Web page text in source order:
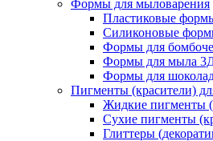
Формы для мыловарения
Пластиковые
Силиконовые
Формы для
Формы для мыла
Формы для
Пигменты (красители)
Жидкие пигменты
Сухие пигменты
Глиттеры